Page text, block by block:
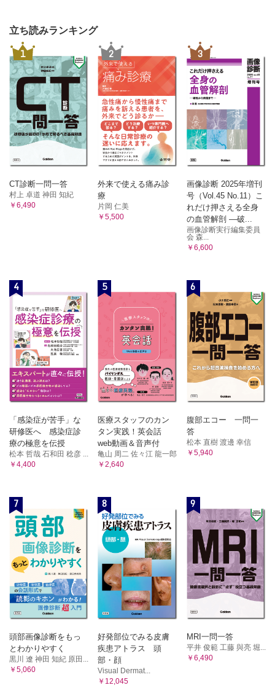
立ち読みランキング
1
CT診断一問一答
村上 卓道 神田 知紀
￥6,490
2
外来で使える痛み診
療
片岡 仁美
￥5,500
3
画像診断 2025年増刊
号（Vol.45 No.11）こ
れだけ押さえる全身
の血管解剖 ―破...
画像診断実行編集委員
会 森...
￥6,600
4
「感染症が苦手」な
研修医へ 感染症診
療の極意を伝授
松本 哲哉 石和田 稔彦 ...
￥4,400
5
医療スタッフのカン
タン実践！英会話
web動画＆音声付
亀山 周二 佐々江 龍一郎
￥2,640
6
腹部エコー 一問一
答
松本 直樹 渡邊 幸信
￥5,940
7
頭部画像診断をもっ
とわかりやすく
黒川 遼 神田 知紀 原田...
￥5,060
8
好発部位でみる皮膚
疾患アトラス 頭
部・顔
Visual Dermat...
￥12,045
9
MRI一問一答
平井 俊範 工藤 與亮 堀...
￥6,490